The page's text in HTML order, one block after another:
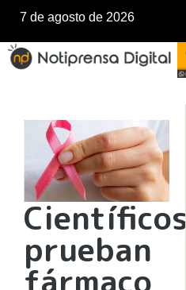
7 de agosto de 2026
Científicos
prueban